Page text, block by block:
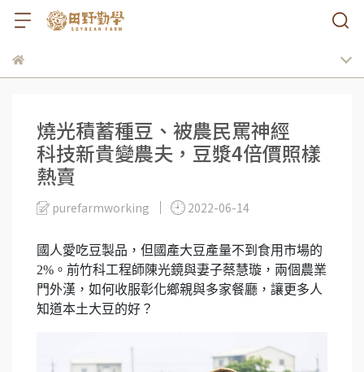
燒光積蓄種豆、被農民罵神經
科技新貴變農夫，豆漿4倍價照樣
熱賣
purefarmworking 2022-06-14
國人愛吃豆製品，但國產大豆產量不到食用市場的
2%。前竹科工程師陳光鏡與妻子蔡慧璇，兩個農業
門外漢，如何收服彰化鄉親與多家餐廳，讓更多人
知道本土大豆的好？